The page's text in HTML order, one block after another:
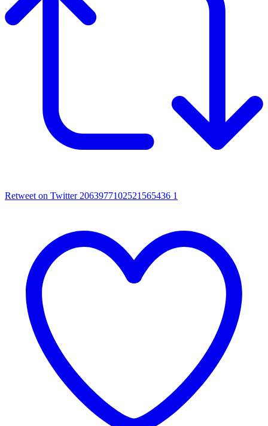
Retweet on Twitter 2063977102521565436 1